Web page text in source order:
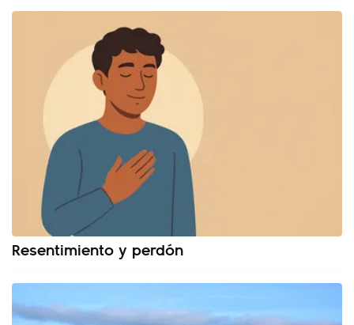
Resentimiento y perdón